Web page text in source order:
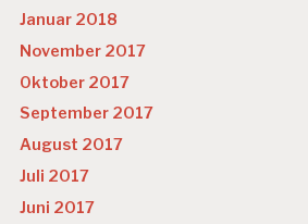
Januar 2018
November 2017
Oktober 2017
September 2017
August 2017
Juli 2017
Juni 2017